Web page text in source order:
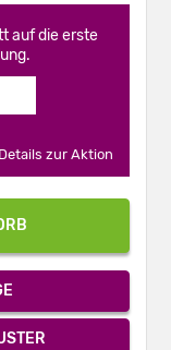
auf die erste
Details zur Aktion